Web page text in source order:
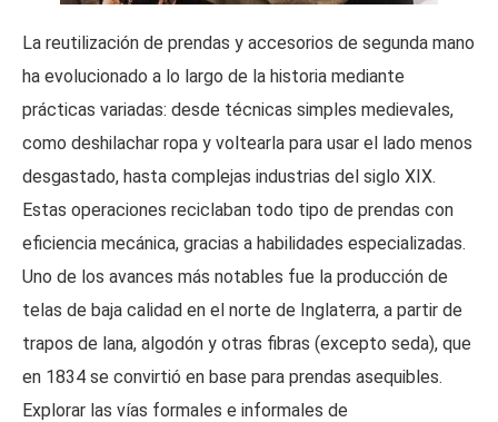
La reutilización de prendas y accesorios de segunda mano
ha evolucionado a lo largo de la historia mediante
prácticas variadas: desde técnicas simples medievales,
como deshilachar ropa y voltearla para usar el lado menos
desgastado, hasta complejas industrias del siglo XIX.
Estas operaciones reciclaban todo tipo de prendas con
eficiencia mecánica, gracias a habilidades especializadas.
Uno de los avances más notables fue la producción de
telas de baja calidad en el norte de Inglaterra, a partir de
trapos de lana, algodón y otras fibras (excepto seda), que
en 1834 se convirtió en base para prendas asequibles.
Explorar las vías formales e informales de